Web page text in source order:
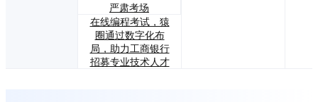
严肃考场
在线编程考试，猿
圈通过数字化布
局，助力工商银行
招募专业技术人才